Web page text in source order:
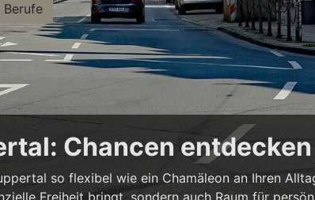
Berufe
Chancen entdecken
so flexibel wie ein Chamäleon an Ihren